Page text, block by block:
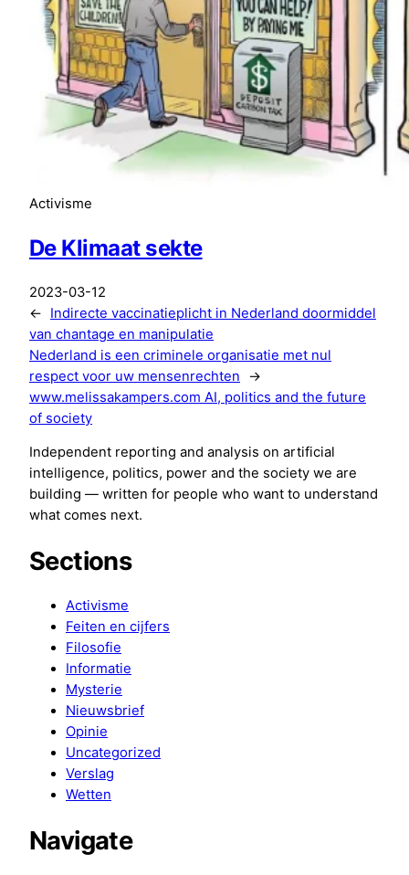
Activisme
De Klimaat sekte
2023-03-12
←
Indirecte vaccinatieplicht in Nederland doormiddel
van chantage en manipulatie
Nederland is een criminele organisatie met nul
respect voor uw mensenrechten
→
www.melissakampers.com AI, politics and the future
of society
Independent reporting and analysis on artificial
intelligence, politics, power and the society we are
building — written for people who want to understand
what comes next.
Sections
Activisme
Feiten en cijfers
Filosofie
Informatie
Mysterie
Nieuwsbrief
Opinie
Uncategorized
Verslag
Wetten
Navigate